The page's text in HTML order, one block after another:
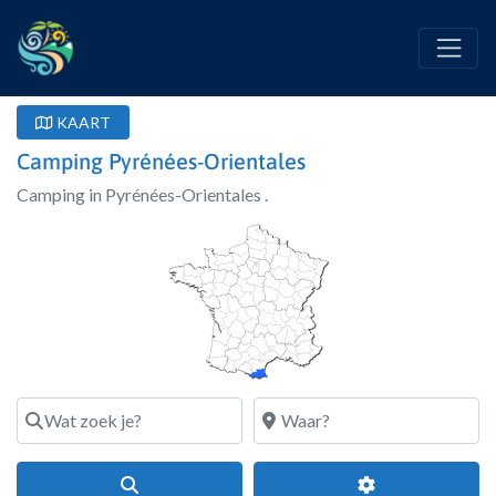
KAART
Camping Pyrénées-Orientales
Camping in Pyrénées-Orientales .
Wat zoek je? Waar?
Geavanceerde